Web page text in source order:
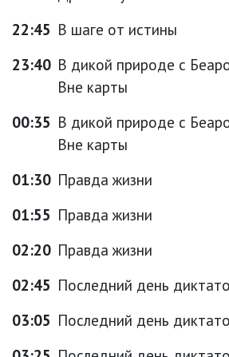
22:45 В шаге от истины
23:40 В дикой природе с
Вне карты
00:35 В дикой природе с
Вне карты
01:30 Правда жизни
01:55 Правда жизни
02:20 Правда жизни
02:45 Последний день
03:05 Последний день